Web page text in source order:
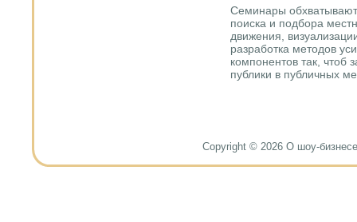
Семинары
поиска и подбора
движения,
разработка методов
компонентов так, чтоб
публики в публичных
Copyright © 2026 О шоу-